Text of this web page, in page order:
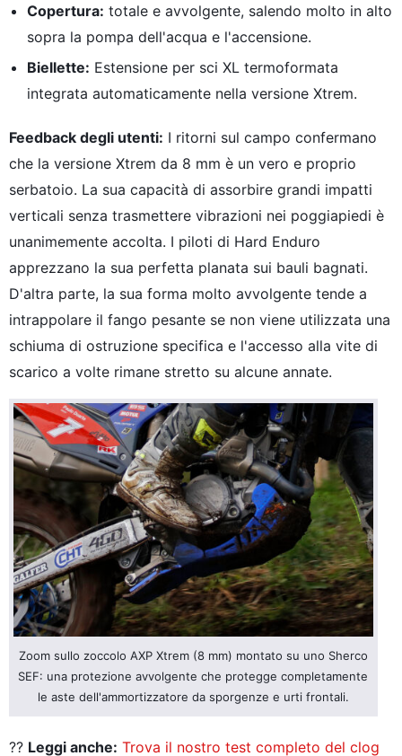
Copertura: totale e avvolgente, salendo molto in alto
sopra la pompa dell'acqua e l'accensione.
Biellette: Estensione per sci XL termoformata
integrata automaticamente nella versione Xtrem.
Feedback degli utenti: I ritorni sul campo confermano
che la versione Xtrem da 8 mm è un vero e proprio
serbatoio. La sua capacità di assorbire grandi impatti
verticali senza trasmettere vibrazioni nei poggiapiedi è
unanimemente accolta. I piloti di Hard Enduro
apprezzano la sua perfetta planata sui bauli bagnati.
D'altra parte, la sua forma molto avvolgente tende a
intrappolare il fango pesante se non viene utilizzata una
schiuma di ostruzione specifica e l'accesso alla vite di
scarico a volte rimane stretto su alcune annate.
Zoom sullo zoccolo AXP Xtrem (8 mm) montato su uno Sherco
SEF: una protezione avvolgente che protegge completamente
le aste dell'ammortizzatore da sporgenze e urti frontali.
?? Leggi anche: Trova il nostro test completo del clog